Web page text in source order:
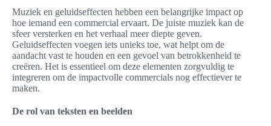
Muziek en geluidseffecten hebben een belangrijke impact op
hoe iemand een commercial ervaart. De juiste muziek kan de
sfeer versterken en het verhaal meer diepte geven.
Geluidseffecten voegen iets unieks toe, wat helpt om de
aandacht vast te houden en een gevoel van betrokkenheid te
creëren. Het is essentieel om deze elementen zorgvuldig te
integreren om de impactvolle commercials nog effectiever te
maken.
De rol van teksten en beelden